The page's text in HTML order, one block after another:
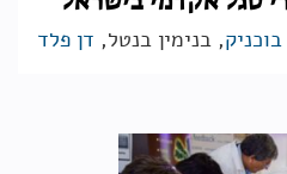
, בנימין בנטל, דן פלד